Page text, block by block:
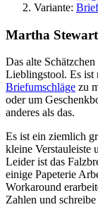
Variante:
Martha
Das alte
Lieblingstool. Es ist
Briefumschläge zu
oder um
anderes als das.
Es ist ein ziemlich
kleine Verstauleiste
Leider ist das
einige Papeterie
Workaround
Zahlen und